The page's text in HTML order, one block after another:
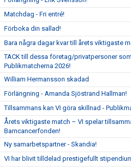
Matchdag - Fri entré!
Förboka din sallad!
Bara några dagar kvar till årets viktigaste
TACK till dessa företag/privatpersoner
Publikmatcherna 2026!
William Hermansson skadad
Förlängning - Amanda Sjöstrand Hallman!
Tillsammans kan VI göra skillnad -
Årets viktigaste match – VI spelar
Barncancerfonden!
Ny samarbetspartner - Skandia!
VI har blivit tilldelad prestigefullt